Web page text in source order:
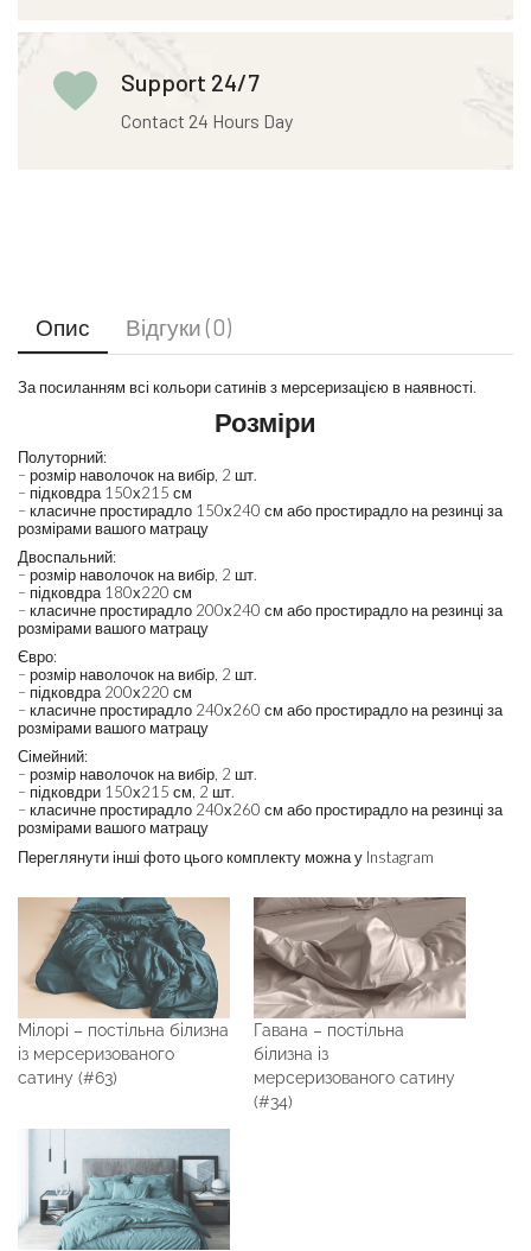
Support 24/7
Contact 24 Hours Day
Опис Відгуки (0)
За посиланням всі кольори сатинів з мерсеризацією в наявності.
Розміри
Полуторний:
– розмір наволочок на вибір, 2 шт.
– підковдра 150х215 см
– класичне простирадло 150х240 см або простирадло на резинці за
розмірами вашого матрацу
Двоспальний:
– розмір наволочок на вибір, 2 шт.
– підковдра 180х220 см
– класичне простирадло 200х240 см або простирадло на резинці за
розмірами вашого матрацу
Євро:
– розмір наволочок на вибір, 2 шт.
– підковдра 200х220 см
– класичне простирадло 240х260 см або простирадло на резинці за
розмірами вашого матрацу
Сімейний:
– розмір наволочок на вибір, 2 шт.
– підковдри 150х215 см, 2 шт.
– класичне простирадло 240х260 см або простирадло на резинці за
розмірами вашого матрацу
Переглянути інші фото цього комплекту можна у Instagram
Мілорі – постільна білизна
із мерсеризованого
сатину (#63)
Гавана – постільна
білизна із
мерсеризованого сатину
(#34)